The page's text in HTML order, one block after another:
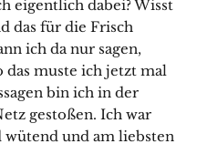
eigentlich dabei? Wisst
das für die Frisch
ich da nur sagen,
das muste ich jetzt mal
bin ich in der
gestoßen. Ich war
und am liebsten